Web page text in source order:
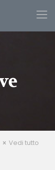
Vedi tutto